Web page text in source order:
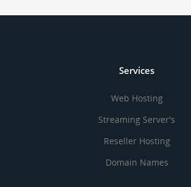
Services
Web Hosting
Streaming Server's
Reseller Hosting
Domain Names